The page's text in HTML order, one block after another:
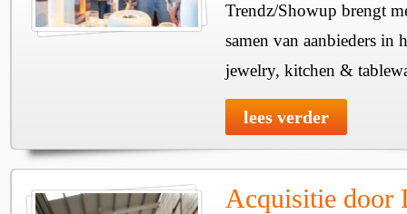
Trendz/Showup brengt
samen van aanbieders in
jewelry, kitchen &
lees verder
Acquisitie door